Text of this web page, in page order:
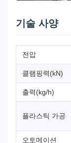
기술 사양
전압
클램핑력(kN)
출력(kg/h)
플라스틱 가공
오토메이션